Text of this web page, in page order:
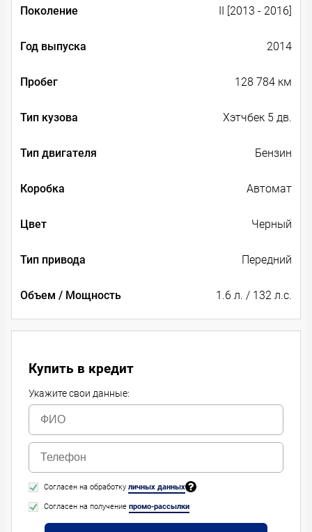
Поколение II [2013 - 2016]
Год выпуска 2014
Пробег 128 784 км
Тип кузова Хэтчбек 5 дв.
Тип двигателя Бензин
Коробка Автомат
Цвет Черный
Тип привода Передний
Объем / Мощность 1.6 л. / 132 л.с.
Купить в кредит
Укажите свои данные:
Согласен на обработку личных данных
Согласен на получение промо-рассылки